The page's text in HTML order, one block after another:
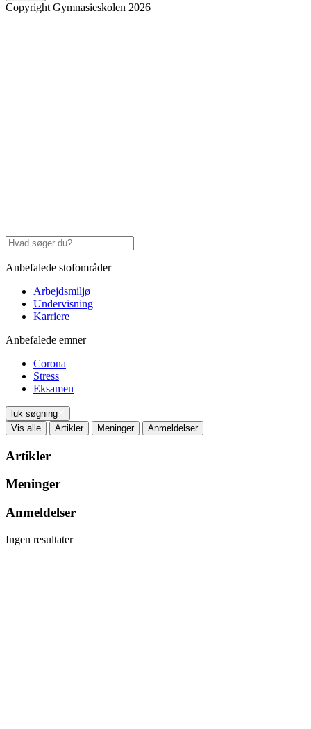
Copyright Gymnasieskolen 2026
Anbefalede stofområder
Arbejdsmiljø
Undervisning
Karriere
Anbefalede emner
Corona
Stress
Eksamen
luk søgning
Vis alle
Artikler Meninger Anmeldelser
Artikler
Meninger
Anmeldelser
Ingen resultater